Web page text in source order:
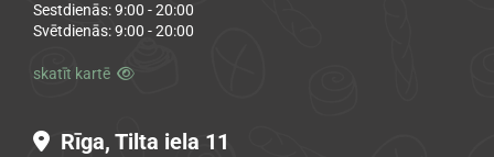
Sestdienās: 9:00 - 20:00
Svētdienās: 9:00 - 20:00
skatīt kartē 
 Rīga, Tilta iela 11